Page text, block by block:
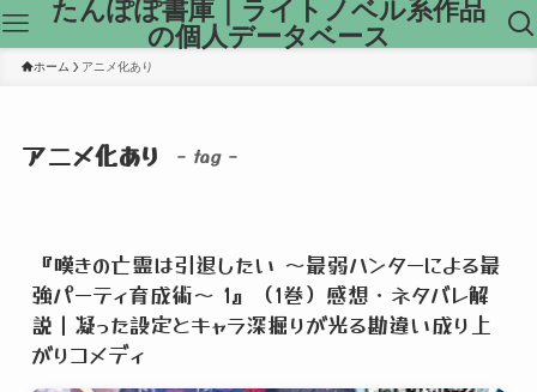
たんぽぽ書庫｜ライトノベル系作品
の個人データベース
ホーム アニメ化あり
アニメ化あり – tag –
『嘆きの亡霊は引退したい ～最弱ハンターによる最
強パーティ育成術～ 1』（1巻）感想・ネタバレ解
説｜凝った設定とキャラ深掘りが光る勘違い成り上
がりコメディ